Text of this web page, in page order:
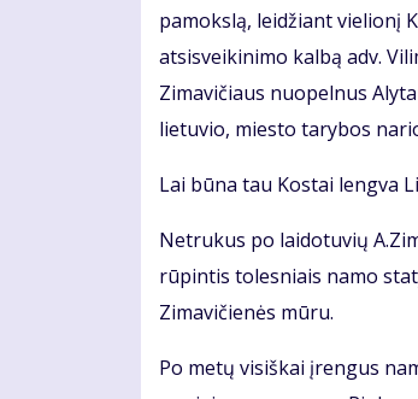
pamokslą, leidžiant vielionį
atsisveikinimo kalbą adv.
Zimavičiaus nuopelnus
lietuvio, miesto tarybos
Lai būna tau Kostai lengva
Netrukus po laidotuvių
rūpintis tolesniais namo
Zimavičienės mūru.
Po metų visiškai įrengus